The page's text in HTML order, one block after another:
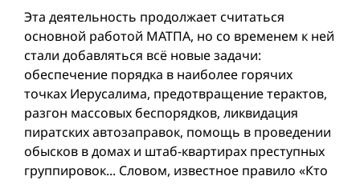
Эта деятельность продолжает считаться
основной работой МАТПА, но со временем к ней
стали добавляться всё новые задачи:
обеспечение порядка в наиболее горячих
точках Иерусалима, предотвращение терактов,
разгон массовых беспорядков, ликвидация
пиратских автозаправок, помощь в проведении
обысков в домах и штаб-квартирах преступных
группировок... Словом, известное правило «Кто